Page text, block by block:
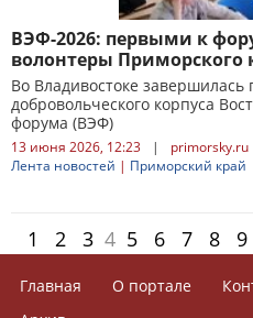
ВЭФ-2026: первыми к
волонтеры Приморского
Во Владивостоке завершилась
добровольческого корпуса
форума (ВЭФ)
13 июня 2026, 12:23 |
primorsky.ru
Лента новостей | Приморский край
1 2 3 4 5 6 7 8 9
Главная О портале